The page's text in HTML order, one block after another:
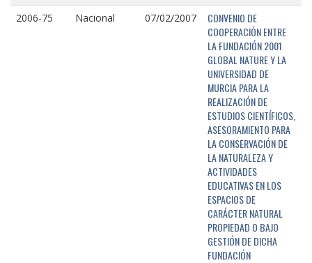
2006-75 Nacional 07/02/2007
CONVENIO DE
COOPERACIÓN ENTRE
LA FUNDACIÓN 2001
GLOBAL NATURE Y LA
UNIVERSIDAD DE
MURCIA PARA LA
REALIZACIÓN DE
ESTUDIOS CIENTÍFICOS,
ASESORAMIENTO PARA
LA CONSERVACIÓN DE
LA NATURALEZA Y
ACTIVIDADES
EDUCATIVAS EN LOS
ESPACIOS DE
CARÁCTER NATURAL
PROPIEDAD O BAJO
GESTIÓN DE DICHA
FUNDACIÓN